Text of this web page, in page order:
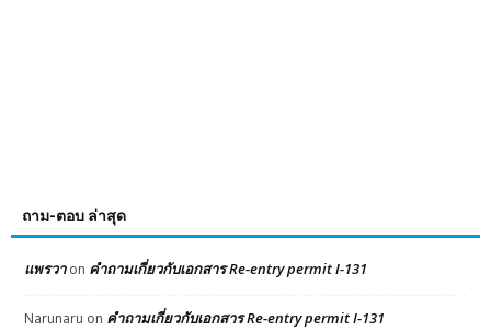
ถาม-ตอบ ล่าสุด
แพรวาon คำถามเกี่ยวกับเอกสาร Re-entry permit I-131
Narunaru on คำถามเกี่ยวกับเอกสาร Re-entry permit I-131